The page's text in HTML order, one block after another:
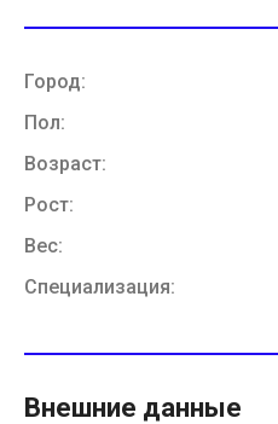
Город:
Пол:
Возраст:
Рост:
Вес:
Специализация:
Внешние данные